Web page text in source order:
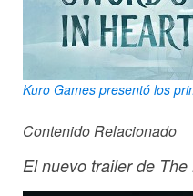
Kuro Games presentó los
Contenido Relacionado
El nuevo trailer de